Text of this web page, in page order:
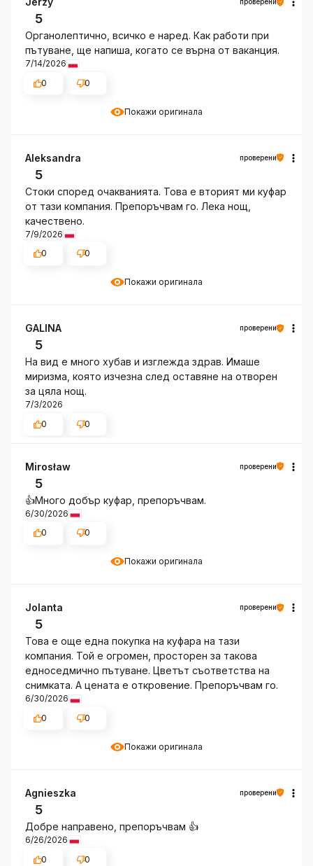
Покажи оригинала
5
Органолептично, всичко е наред. Как работи при
пътуване, ще напиша, когато се върна от ваканция.
7/14/2026
0
0
Покажи оригинала
Aleksandra проверени
5
Стоки според очакванията. Това е вторият ми куфар
от тази компания. Препоръчвам го. Лека нощ,
качествено.
7/9/2026
0
0
GALINA проверени
5
На вид е много хубав и изглежда здрав. Имаше
миризма, която изчезна след оставяне на отворен
за цяла нощ.
7/3/2026
0
0
Покажи оригинала
Mirosław проверени
5
👍️Много добър куфар, препоръчвам.
6/30/2026
0
0
Покажи оригинала
Jolanta проверени
5
Това е още една покупка на куфара на тази
компания. Той е огромен, просторен за такова
едноседмично пътуване. Цветът съответства на
снимката. А цената е откровение. Препоръчвам го.
6/30/2026
0
0
Agnieszka проверени
5
Добре направено, препоръчвам 👍️
6/26/2026
0
0